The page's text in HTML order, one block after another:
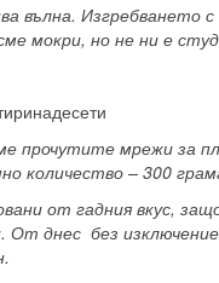
вълна. Изгребването с
мокри, но не ни е
прочутите мрежи за
количество – 300
от гадния вкус,
От днес без